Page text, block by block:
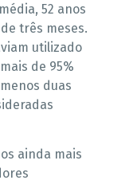
52 anos
três meses.
utilizado
de 95%
duas
ainda mais